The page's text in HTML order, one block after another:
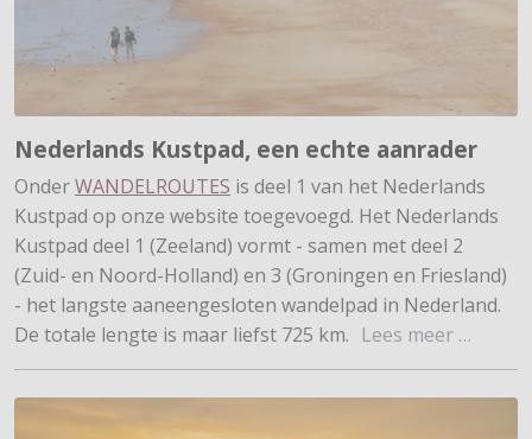
Nederlands Kustpad, een echte aanrader
OnderWANDELROUTES is deel 1 van het Nederlands
Kustpad op onze website toegevoegd. Het Nederlands
Kustpad deel 1 (Zeeland) vormt - samen met deel 2
(Zuid- en Noord-Holland) en 3 (Groningen en Friesland)
- het langste aaneengesloten wandelpad in Nederland.
De totale lengte is maar liefst 725 km. Lees meer …